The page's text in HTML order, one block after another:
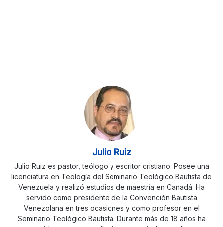
Julio Ruiz
Julio Ruiz es pastor, teólogo y escritor cristiano. Posee una
licenciatura en Teología del Seminario Teológico Bautista de
Venezuela y realizó estudios de maestría en Canadá. Ha
servido como presidente de la Convención Bautista
Venezolana en tres ocasiones y como profesor en el
Seminario Teológico Bautista. Durante más de 18 años ha